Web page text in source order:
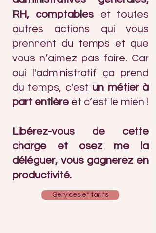
RH, comptables et toutes
autres actions qui vous
prennent du temps et que
vous n’aimez pas faire. Car
oui l'administratif ça prend
du temps, c'est un métier à
part entière et c’est le mien !
Libérez-vous de cette
charge et osez me la
déléguer, vous gagnerez en
productivité.
Services et tarifs